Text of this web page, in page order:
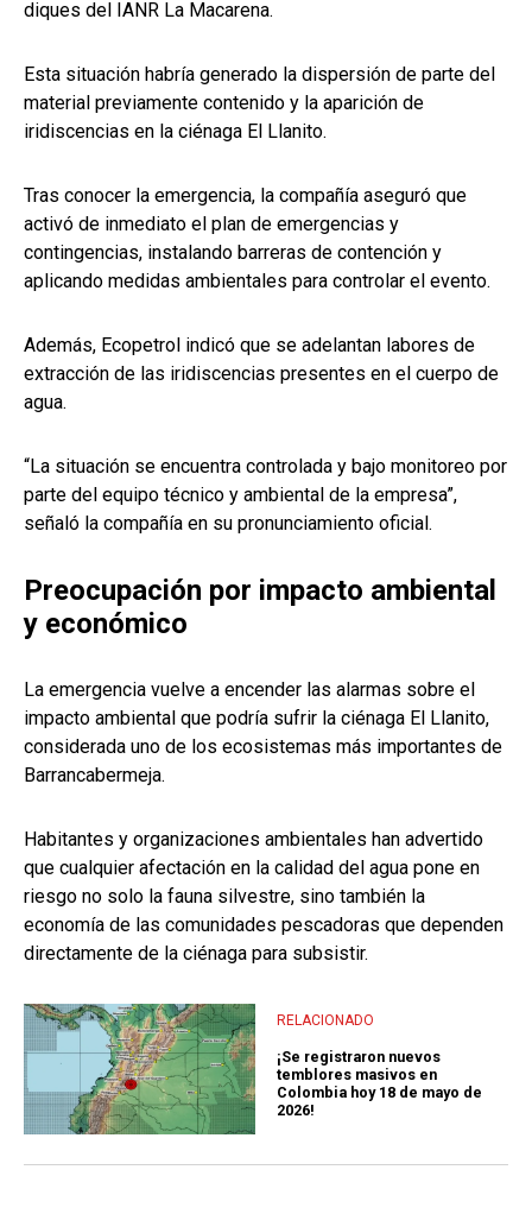
diques del IANR La Macarena.
Esta situación habría generado la dispersión de parte del
material previamente contenido y la aparición de
iridiscencias en la ciénaga El Llanito.
Tras conocer la emergencia, la compañía aseguró que
activó de inmediato el plan de emergencias y
contingencias, instalando barreras de contención y
aplicando medidas ambientales para controlar el evento.
Además, Ecopetrol indicó que se adelantan labores de
extracción de las iridiscencias presentes en el cuerpo de
agua.
“La situación se encuentra controlada y bajo monitoreo por
parte del equipo técnico y ambiental de la empresa”,
señaló la compañía en su pronunciamiento oficial.
Preocupación por impacto ambiental
y económico
La emergencia vuelve a encender las alarmas sobre el
impacto ambiental que podría sufrir la ciénaga El Llanito,
considerada uno de los ecosistemas más importantes de
Barrancabermeja.
Habitantes y organizaciones ambientales han advertido
que cualquier afectación en la calidad del agua pone en
riesgo no solo la fauna silvestre, sino también la
economía de las comunidades pescadoras que dependen
directamente de la ciénaga para subsistir.
RELACIONADO
¡Se registraron nuevos
temblores masivos en
Colombia hoy 18 de mayo de
2026!